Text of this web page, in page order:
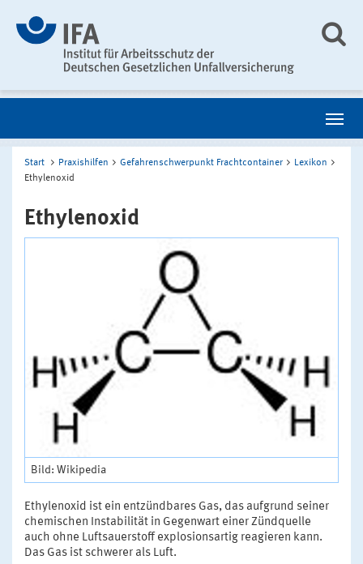
Start Praxishilfen Gefahrenschwerpunkt Frachtcontainer
Lexikon
Ethylenoxid
Ethylenoxid
Bild: Wikipedia
Ethylenoxid ist ein entzündbares Gas, das aufgrund seiner
chemischen Instabilität in Gegenwart einer Zündquelle
auch ohne Luftsauerstoff explosionsartig reagieren kann.
Das Gas ist schwerer als Luft.